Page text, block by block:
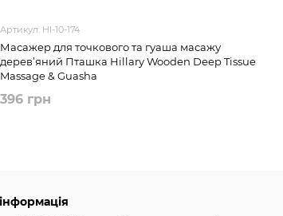
Артикул: HI-10-174
Масажер для точкового та гуаша масажу
дерев’яний Пташка Hillary Wooden Deep Tissue
Massage & Guasha
396 грн